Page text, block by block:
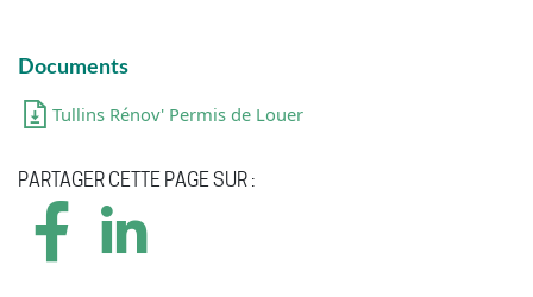
Documents
Tullins Rénov' Permis de Louer
PARTAGER CETTE PAGE SUR :